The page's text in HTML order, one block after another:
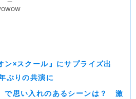
ン×スクール』にサプライズ出
ぶりの共演に
で思い入れのあるシーンは？ 激